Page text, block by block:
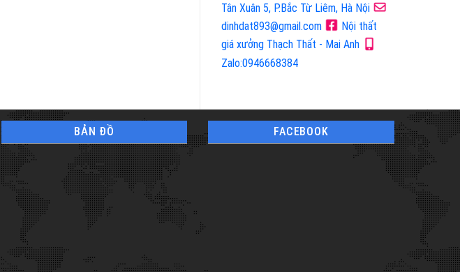
Tân Xuân 5, P.Bắc Từ Liêm, Hà Nội
dinhdat893@gmail.com
Nội thất
giá xưởng Thạch Thất - Mai Anh
Zalo:0946668384
BẢN ĐỒ FACEBOOK